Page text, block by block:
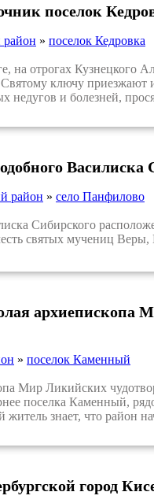
поселок
район » поселок Кедровка
на отрогах Кузнецкого
ключу приезжают
недугов и болезней,
район » село Панфилово
Сибирского
святых мучениц
архиепископа
» поселок Каменный
Мир Ликийских
поселка Каменный,
знает, что район
город